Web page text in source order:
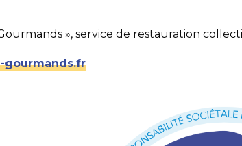
», service de restauration
gourmands.fr